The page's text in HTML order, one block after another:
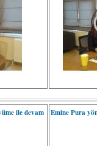
ile devam
Emine Pura